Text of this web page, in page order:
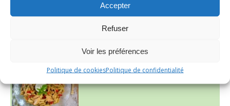
Accepter
Refuser
Voir les préférences
Politique de cookiesPolitique de confidentialité